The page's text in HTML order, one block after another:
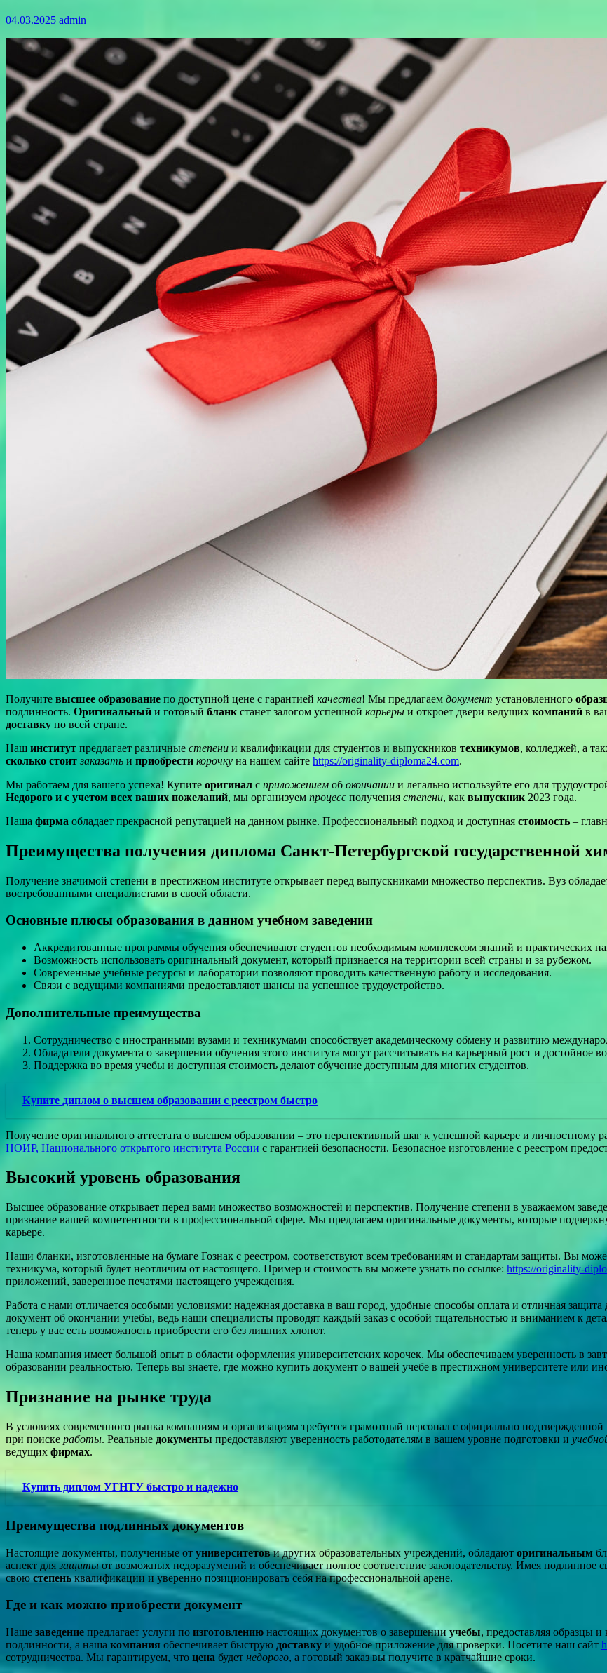
04.03.2025 admin
Получите высшее образование по доступной цене с гарантией качества! Мы предлагаем документ установленного
подлинность. Оригинальный и готовый бланк станет залогом успешной карьеры и откроет двери ведущих компаний в
доставку по всей стране.
Наш институт предлагает различные степени и квалификации для студентов и выпускников техникумов, колледжей, а
сколько стоит заказать и приобрести корочку на нашем сайте https://originality-diploma24.com.
Мы работаем для вашего успеха! Купите оригинал с приложением об окончании и легально используйте его для
Недорого и с учетом всех ваших пожеланий, мы организуем процесс получения степени, как выпускник 2023 года.
Наша фирма обладает прекрасной репутацией на данном рынке. Профессиональный подход и доступная стоимость –
Преимущества получения диплома Санкт-Петербургской государственной
Получение значимой степени в престижном институте открывает перед выпускниками множество перспектив. Вуз
востребованными специалистами в своей области.
Основные плюсы образования в данном учебном заведении
Аккредитованные программы обучения обеспечивают студентов необходимым комплексом знаний и практических
Возможность использовать оригинальный документ, который признается на территории всей страны и за рубежом.
Современные учебные ресурсы и лаборатории позволяют проводить качественную работу и исследования.
Связи с ведущими компаниями предоставляют шансы на успешное трудоустройство.
Дополнительные преимущества
Сотрудничество с иностранными вузами и техникумами способствует академическому обмену и развитию
Обладатели документа о завершении обучения этого института могут рассчитывать на карьерный рост и достойное
Поддержка во время учебы и доступная стоимость делают обучение доступным для многих студентов.
Купите диплом о высшем образовании с реестром быстро
Получение оригинального аттестата о высшем образовании – это перспективный шаг к успешной карьере и личностному
НОИР, Национального открытого института России с гарантией безопасности. Безопасное изготовление с реестром
Высокий уровень образования
Высшее образование открывает перед вами множество возможностей и перспектив. Получение степени в уважаемом
признание вашей компетентности в профессиональной сфере. Мы предлагаем оригинальные документы, которые
карьере.
Наши бланки, изготовленные на бумаге Гознак с реестром, соответствуют всем требованиям и стандартам защиты. Вы
техникума, который будет неотличим от настоящего. Пример и стоимость вы можете узнать по ссылке: https://originality-
приложений, заверенное печатями настоящего учреждения.
Работа с нами отличается особыми условиями: надежная доставка в ваш город, удобные способы оплата и отличная
документ об окончании учебы, ведь наши специалисты проводят каждый заказ с особой тщательностью и вниманием к
теперь у вас есть возможность приобрести его без лишних хлопот.
Наша компания имеет большой опыт в области оформления университетских корочек. Мы обеспечиваем уверенность в
образовании реальностью. Теперь вы знаете, где можно купить документ о вашей учебе в престижном университете или
Признание на рынке труда
В условиях современного рынка компаниям и организациям требуется грамотный персонал с официально
при поиске работы. Реальные документы предоставляют уверенность работодателям в вашем уровне подготовки и
ведущих фирмах.
Купить диплом УГНТУ быстро и надежно
Преимущества подлинных документов
Настоящие документы, полученные от университетови других образовательных учреждений, обладают оригинальным
аспект длязащитыот возможных недоразумений и обеспечивает полное соответствие законодательству. Имея подлинное
свою степеньквалификации и уверенно позиционировать себя на профессиональной арене.
Где и как можно приобрести документ
Наше заведение предлагает услуги по изготовлению настоящих документов о завершении учебы, предоставляя образцы и
подлинности, а наша компания обеспечивает быструю доставку и удобное приложение для проверки. Посетите наш сайт
сотрудничества. Мы гарантируем, что цена будет недорого, а готовый заказ вы получите в кратчайшие сроки.